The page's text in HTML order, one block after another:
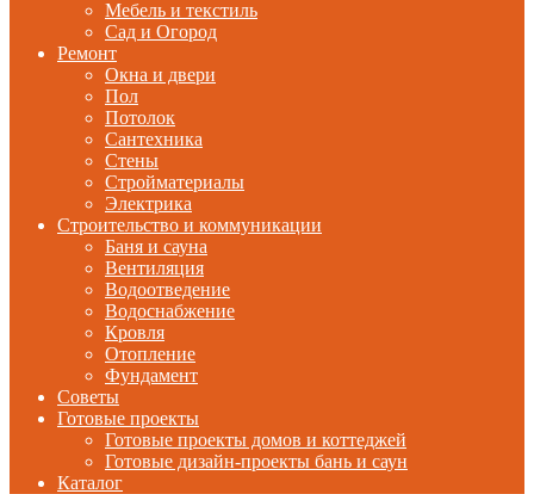
Мебель и текстиль
Сад и Огород
Ремонт
Окна и двери
Пол
Потолок
Сантехника
Стены
Стройматериалы
Электрика
Строительство и коммуникации
Баня и сауна
Вентиляция
Водоотведение
Водоснабжение
Кровля
Отопление
Фундамент
Советы
Готовые проекты
Готовые проекты домов и коттеджей
Готовые дизайн-проекты бань и саун
Каталог